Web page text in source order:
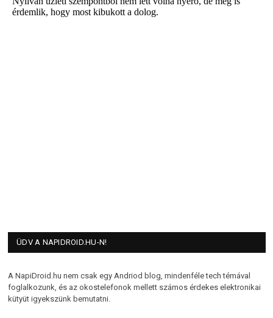
ÜDV A NAPIDROID.HU-N!
A NapiDroid.hu nem csak egy Andriod blog, mindenféle tech témával
foglalkozunk, és az okostelefonok mellett számos érdekes elektronikai
kütyüt igyekszünk bemutatni.